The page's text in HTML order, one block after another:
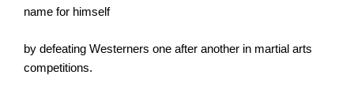
name for himself
by defeating Westerners one after another in martial arts
competitions.